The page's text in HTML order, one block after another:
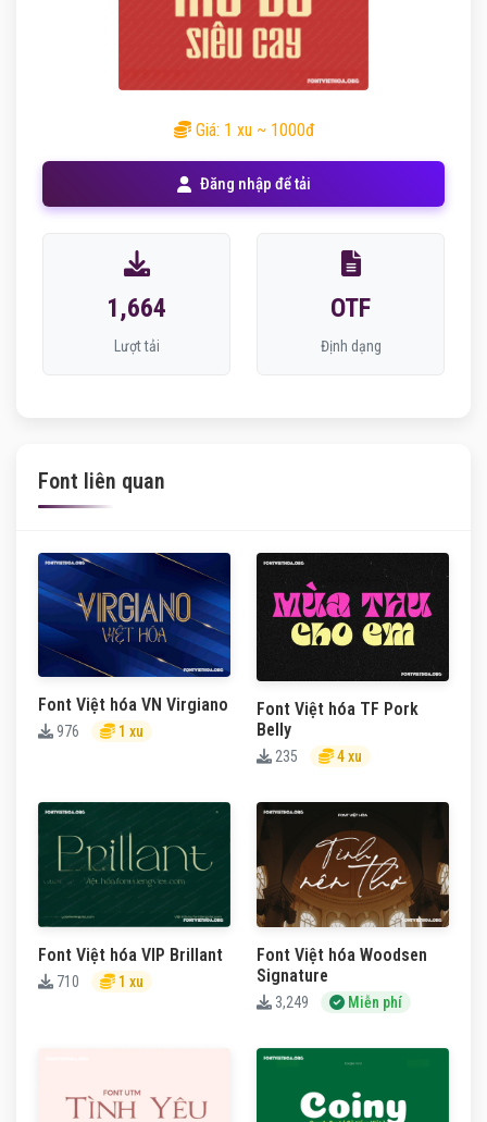
Giá: 1 xu ~ 1000đ
Đăng nhập để tải
1,664
Lượt tải
OTF
Định dạng
Font liên quan
Font Việt hóa VN Virgiano
976 1 xu
Font Việt hóa TF Pork
Belly
235 4 xu
Font Việt hóa VIP Brillant
710 1 xu
Font Việt hóa Woodsen
Signature
3,249 Miễn phí